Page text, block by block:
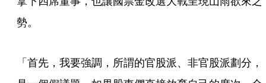
勢。
「首先，我要強調，所謂的官股派、非官股派劃分，